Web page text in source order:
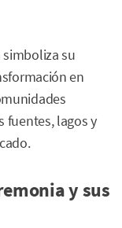
simboliza su
en
fuentes, lagos y
y sus